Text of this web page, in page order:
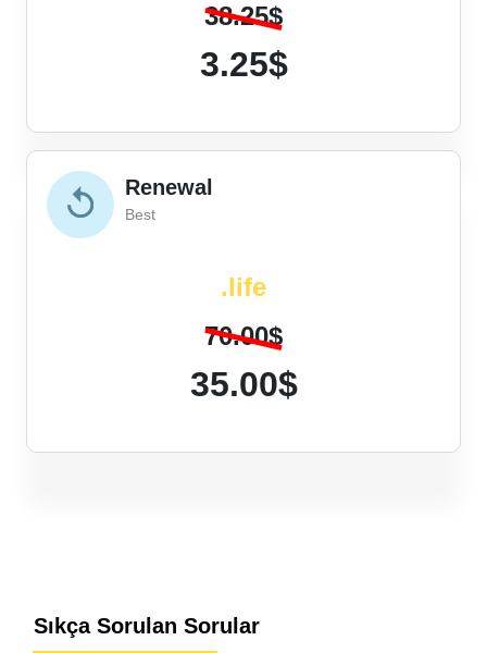
38.25$
3.25$
Renewal
Best
.life
70.00$
35.00$
Sıkça Sorulan Sorular